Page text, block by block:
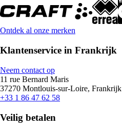
Ontdek al onze merken
Klantenservice in Frankrijk
Neem contact op
11 rue Bernard Maris
37270 Montlouis-sur-Loire, Frankrijk
+33 1 86 47 62 58
Veilig betalen